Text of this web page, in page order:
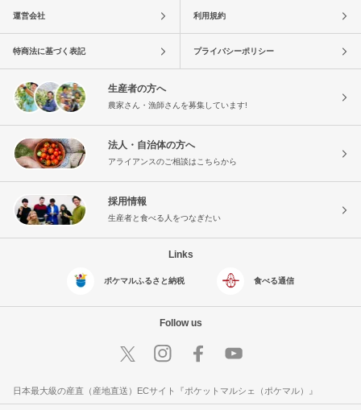
運営会社 利用規約
特商法に基づく表記 プライバシーポリシー
生産者の方へ
農家さん・漁師さんを募集しています!
法人・自治体の方へ
アライアンスのご相談はこちらから
採用情報
生産者と食べる人をつなぎたい
Links
ポケマルふるさと納税 食べる通信
Follow us
日本最大級の産直（産地直送）ECサイト『ポケットマルシェ（ポケマル）』